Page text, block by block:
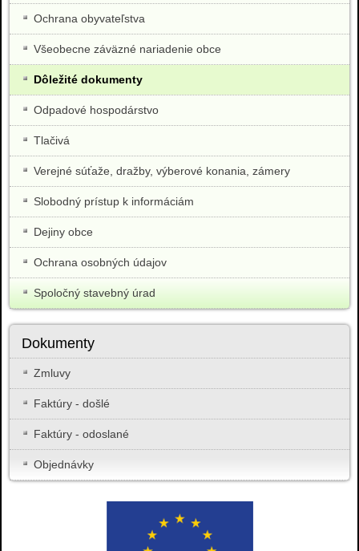
Ochrana obyvateľstva
Všeobecne záväzné nariadenie obce
Dôležité dokumenty
Odpadové hospodárstvo
Tlačivá
Verejné súťaže, dražby, výberové konania, zámery
Slobodný prístup k informáciám
Dejiny obce
Ochrana osobných údajov
Spoločný stavebný úrad
Dokumenty
Zmluvy
Faktúry - došlé
Faktúry - odoslané
Objednávky